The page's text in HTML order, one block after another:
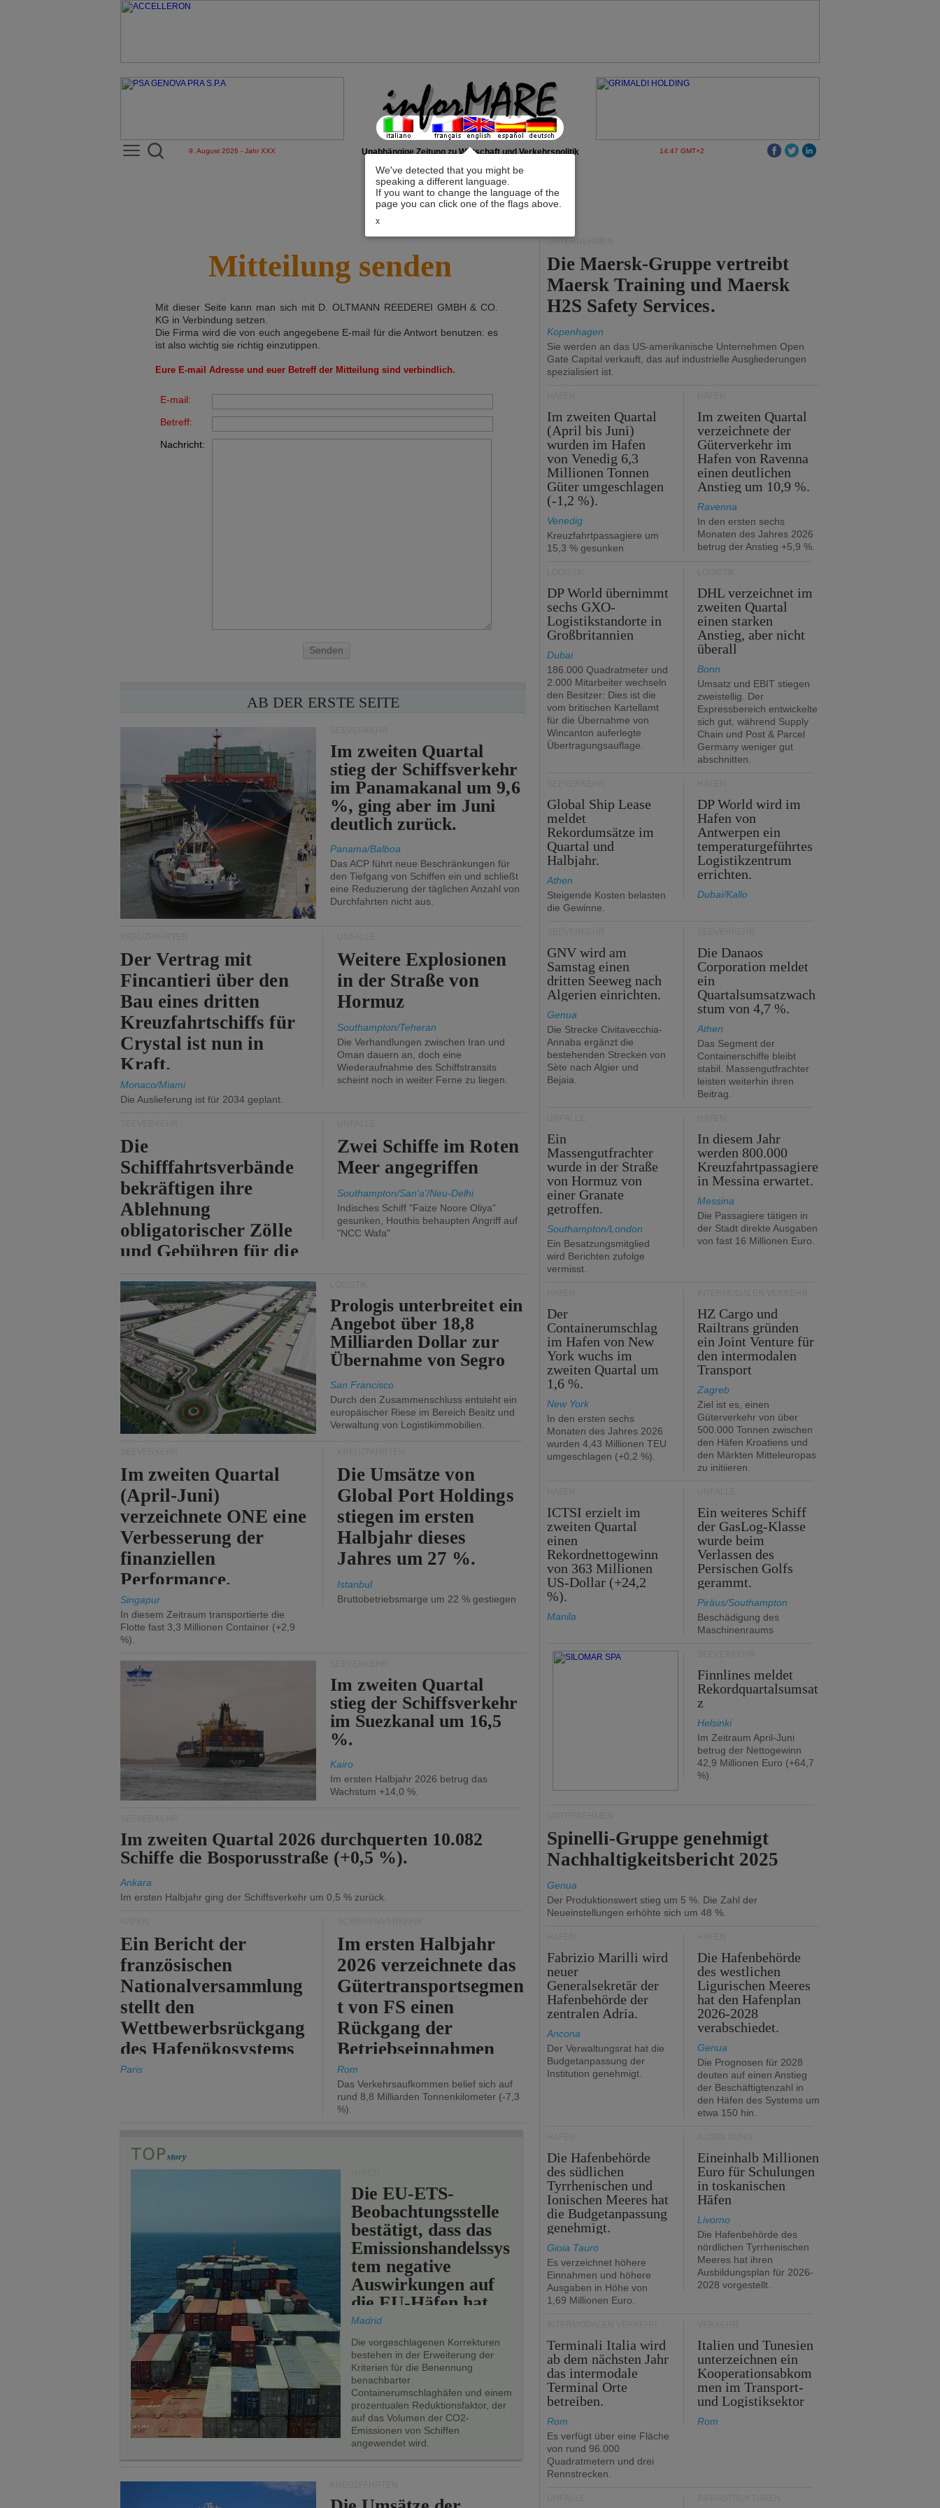
We've detected that you might be
speaking a different language.
If you want to change the language of the
page you can click one of the flags above.
x
9. August 2026 - Jahr XXX Unabhängige Zeitung zu Wirtschaft und Verkehrspolitik 14:47 GMT+2
Mitteilung senden
Mit dieser Seite kann man sich mit D. OLTMANN REEDEREI GMBH & CO.
KG in Verbindung setzen.
Die Firma wird die von euch angegebene E-mail für die Antwort benutzen: es
ist also wichtig sie richtig einzutippen.
Eure E-mail Adresse und euer Betreff der Mitteilung sind verbindlich.
E-mail:
Betreff:
Nachricht:
Senden
AB DER ERSTE SEITE
Im zweiten Quartal
stieg der Schiffsverkehr
im Panamakanal um 9,6
%, ging aber im Juni
deutlich zurück.
Panama/Balboa
Das ACP führt neue Beschränkungen für
den Tiefgang von Schiffen ein und schließt
eine Reduzierung der täglichen Anzahl von
Durchfahrten nicht aus.
Der Vertrag mit
Fincantieri über den
Bau eines dritten
Kreuzfahrtschiffs für
Crystal ist nun in
Kraft.
Monaco/Miami
Die Auslieferung ist für 2034 geplant.
Weitere Explosionen
in der Straße von
Hormuz
Southampton/Teheran
Die Verhandlungen zwischen Iran und
Oman dauern an, doch eine
Wiederaufnahme des Schiffstransits
scheint noch in weiter Ferne zu liegen.
Die
Schifffahrtsverbände
bekräftigen ihre
Ablehnung
obligatorischer Zölle
und Gebühren für die
von Hormuz.
Zwei Schiffe im Roten
Meer angegriffen
Southampton/San'a'/Neu-Delhi
Indisches Schiff "Faize Noore Oliya"
gesunken, Houthis behaupten Angriff auf
"NCC Wafa"
Prologis unterbreitet ein
Angebot über 18,8
Milliarden Dollar zur
Übernahme von Segro
San Francisco
Durch den Zusammenschluss entsteht ein
europäischer Riese im Bereich Besitz und
Verwaltung von Logistikimmobilien.
Im zweiten Quartal
(April-Juni)
verzeichnete ONE eine
Verbesserung der
finanziellen
Performance.
Singapur
In diesem Zeitraum transportierte die
Flotte fast 3,3 Millionen Container (+2,9
%).
Die Umsätze von
Global Port Holdings
stiegen im ersten
Halbjahr dieses
Jahres um 27 %.
Istanbul
Bruttobetriebsmarge um 22 % gestiegen
Im zweiten Quartal
stieg der Schiffsverkehr
im Suezkanal um 16,5
%.
Kairo
Im ersten Halbjahr 2026 betrug das
Wachstum +14,0 %.
Im zweiten Quartal 2026 durchquerten 10.082
Schiffe die Bosporusstraße (+0,5 %).
Ankara
Im ersten Halbjahr ging der Schiffsverkehr um 0,5 % zurück.
Ein Bericht der
französischen
Nationalversammlung
stellt den
Wettbewerbsrückgang
des Hafenökosystems
des Staates fest.
Paris
Im ersten Halbjahr
2026 verzeichnete das
Gütertransportsegmen
t von FS einen
Rückgang der
Betriebseinnahmen
um 2,7 %.
Rom
Das Verkehrsaufkommen belief sich auf
rund 8,8 Milliarden Tonnenkilometer (-7,3
%).
Die EU-ETS-
Beobachtungsstelle
bestätigt, dass das
Emissionshandelssys
tem negative
Auswirkungen auf
die EU-Häfen hat.
Madrid
Die vorgeschlagenen Korrekturen
bestehen in der Erweiterung der
Kriterien für die Benennung
benachbarter
Containerumschlaghäfen und einem
prozentualen Reduktionsfaktor, der
auf das Volumen der CO2-
Emissionen von Schiffen
angewendet wird.
UNTERNEHMEN
Die Maersk-Gruppe vertreibt
Maersk Training und Maersk
H2S Safety Services.
Kopenhagen
Sie werden an das US-amerikanische Unternehmen Open
Gate Capital verkauft, das auf industrielle Ausgliederungen
spezialisiert ist.
Im zweiten Quartal
(April bis Juni)
wurden im Hafen
von Venedig 6,3
Millionen Tonnen
Güter umgeschlagen
(-1,2 %).
Venedig
Kreuzfahrtpassagiere um
15,3 % gesunken
Im zweiten Quartal
verzeichnete der
Güterverkehr im
Hafen von Ravenna
einen deutlichen
Anstieg um 10,9 %.
Ravenna
In den ersten sechs
Monaten des Jahres 2026
betrug der Anstieg +5,9 %.
DP World übernimmt
sechs GXO-
Logistikstandorte in
Großbritannien
Dubai
186.000 Quadratmeter und
2.000 Mitarbeiter wechseln
den Besitzer: Dies ist die
vom britischen Kartellamt
für die Übernahme von
Wincanton auferlegte
Übertragungsauflage.
DHL verzeichnet im
zweiten Quartal
einen starken
Anstieg, aber nicht
überall
Bonn
Umsatz und EBIT stiegen
zweistellig. Der
Expressbereich entwickelte
sich gut, während Supply
Chain und Post & Parcel
Germany weniger gut
abschnitten.
Global Ship Lease
meldet
Rekordumsätze im
Quartal und
Halbjahr.
Athen
Steigende Kosten belasten
die Gewinne.
DP World wird im
Hafen von
Antwerpen ein
temperaturgeführtes
Logistikzentrum
errichten.
Dubai/Kallo
GNV wird am
Samstag einen
dritten Seeweg nach
Algerien einrichten.
Genua
Die Strecke Civitavecchia-
Annaba ergänzt die
bestehenden Strecken von
Sète nach Algier und
Bejaia.
Die Danaos
Corporation meldet
ein
Quartalsumsatzwach
stum von 4,7 %.
Athen
Das Segment der
Containerschiffe bleibt
stabil. Massengutfrachter
leisten weiterhin ihren
Beitrag.
Ein
Massengutfrachter
wurde in der Straße
von Hormuz von
einer Granate
getroffen.
Southampton/London
Ein Besatzungsmitglied
wird Berichten zufolge
vermisst.
In diesem Jahr
werden 800.000
Kreuzfahrtpassagiere
in Messina erwartet.
Messina
Die Passagiere tätigen in
der Stadt direkte Ausgaben
von fast 16 Millionen Euro.
Der
Containerumschlag
im Hafen von New
York wuchs im
zweiten Quartal um
1,6 %.
New York
In den ersten sechs
Monaten des Jahres 2026
wurden 4,43 Millionen TEU
umgeschlagen (+0,2 %).
HZ Cargo und
Railtrans gründen
ein Joint Venture für
den intermodalen
Transport
Zagreb
Ziel ist es, einen
Güterverkehr von über
500.000 Tonnen zwischen
den Häfen Kroatiens und
den Märkten Mitteleuropas
zu initiieren.
ICTSI erzielt im
zweiten Quartal
einen
Rekordnettogewinn
von 363 Millionen
US-Dollar (+24,2
%).
Manila
Ein weiteres Schiff
der GasLog-Klasse
wurde beim
Verlassen des
Persischen Golfs
gerammt.
Piräus/Southampton
Beschädigung des
Maschinenraums
Finnlines meldet
Rekordquartalsumsat
z
Helsinki
Im Zeitraum April-Juni
betrug der Nettogewinn
42,9 Millionen Euro (+64,7
%).
Spinelli-Gruppe genehmigt
Nachhaltigkeitsbericht 2025
Genua
Der Produktionswert stieg um 5 %. Die Zahl der
Neueinstellungen erhöhte sich um 48 %.
Fabrizio Marilli wird
neuer
Generalsekretär der
Hafenbehörde der
zentralen Adria.
Ancona
Der Verwaltungsrat hat die
Budgetanpassung der
Institution genehmigt.
Die Hafenbehörde
des westlichen
Ligurischen Meeres
hat den Hafenplan
2026-2028
verabschiedet.
Genua
Die Prognosen für 2028
deuten auf einen Anstieg
der Beschäftigtenzahl in
den Häfen des Systems um
etwa 150 hin.
Die Hafenbehörde
des südlichen
Tyrrhenischen und
Ionischen Meeres hat
die Budgetanpassung
genehmigt.
Gioia Tauro
Es verzeichnet höhere
Einnahmen und höhere
Ausgaben in Höhe von
1,69 Millionen Euro.
Eineinhalb Millionen
Euro für Schulungen
in toskanischen
Häfen
Livorno
Die Hafenbehörde des
nördlichen Tyrrhenischen
Meeres hat ihren
Ausbildungsplan für 2026-
2028 vorgestellt.
Terminali Italia wird
ab dem nächsten Jahr
das intermodale
Terminal Orte
betreiben.
Rom
Es verfügt über eine Fläche
von rund 96.000
Quadratmetern und drei
Rennstrecken.
Italien und Tunesien
unterzeichnen ein
Kooperationsabkom
men im Transport-
und Logistiksektor
Rom